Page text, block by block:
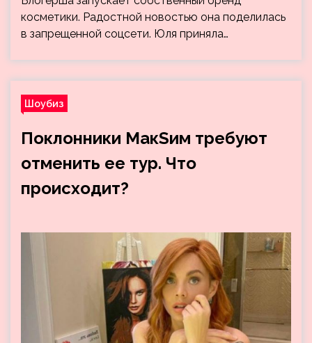
косметики. Радостной новостью она поделилась
в запрещенной соцсети. Юля приняла…
Шоубиз
Поклонники МакSим требуют
отменить ее тур. Что
происходит?